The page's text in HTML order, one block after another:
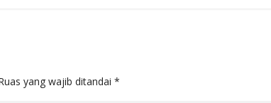
yang wajib ditandai*